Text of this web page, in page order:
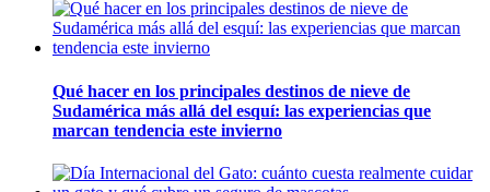
Qué hacer en los principales destinos de nieve de
Sudamérica más allá del esquí: las experiencias que
marcan tendencia este invierno